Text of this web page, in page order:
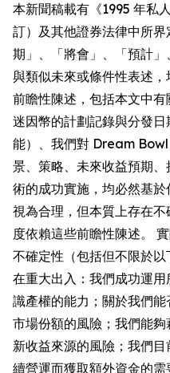
本新聞稿載有《1995 年私
訂）及其他證券法律中所
期」、「將會」、「預計
與類似未來或條件性表述
前瞻性陳述，包括本文中
迷因幣的計劃記錄與分發
能）、我們對 Dream
景、策略、未來收益預期
術的成功實施，均必然基
視為合理，但本質上存在
度依賴這些前瞻性陳述。
不確定性（包括但不限於
在重大出入：我們成功運
識產權的能力；關於我們
市場份額的風險；我們能
新收益來源的風險；我們
續營運而獲取額外資金的